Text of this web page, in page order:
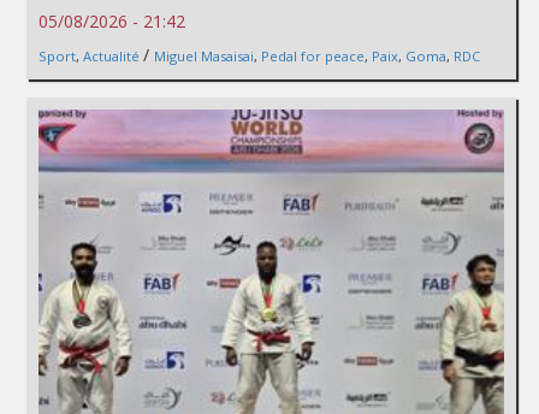
05/08/2026 - 21:42
Sport, Actualité / Miguel Masaisai, Pedal for peace, Paix, Goma, RDC